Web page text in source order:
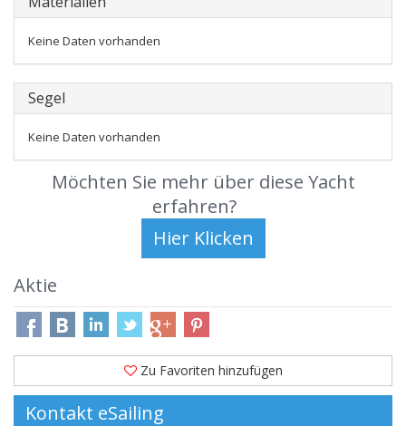
Keine Daten vorhanden
Segel
Keine Daten vorhanden
Möchten Sie mehr über diese Yacht
erfahren?
Aktie
Zu Favoriten hinzufügen
Kontakt eSailing